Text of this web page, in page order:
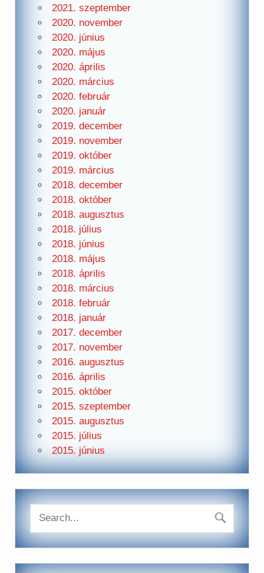
2021. szeptember
2020. november
2020. június
2020. május
2020. április
2020. március
2020. február
2020. január
2019. december
2019. november
2019. október
2019. március
2018. december
2018. október
2018. augusztus
2018. július
2018. június
2018. május
2018. április
2018. március
2018. február
2018. január
2017. december
2017. november
2016. augusztus
2016. április
2015. október
2015. szeptember
2015. augusztus
2015. július
2015. június